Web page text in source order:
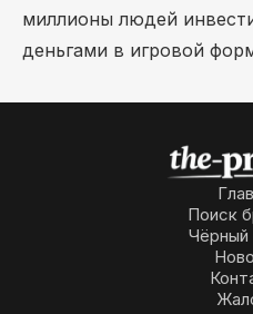
миллионы людей
деньгами в игровой
Поиск
Чёрный